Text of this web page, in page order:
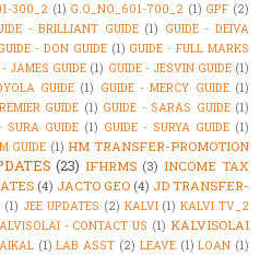
300_2 (1) G.O_NO_601-700_2 (1) GPF (2)
- BRILLIANT GUIDE (1) GUIDE - DEIVA
- DON GUIDE (1) GUIDE - FULL MARKS
- JAMES GUIDE (1) GUIDE - JESVIN GUIDE (1)
GUIDE (1) GUIDE - MERCY GUIDE (1)
GUIDE (1) GUIDE - SARAS GUIDE (1)
SURA GUIDE (1) GUIDE - SURYA GUIDE (1)
GUIDE (1) HM TRANSFER-PROMOTION
(23) IFHRMS (3) INCOME TAX
(4) JACTO GEO (4) JD TRANSFER-
(1) JEE UPDATES (2) KALVI (1) KALVI TV_2
- CONTACT US (1) KALVISOLAI
(1) LAB ASST (2) LEAVE (1) LOAN (1)